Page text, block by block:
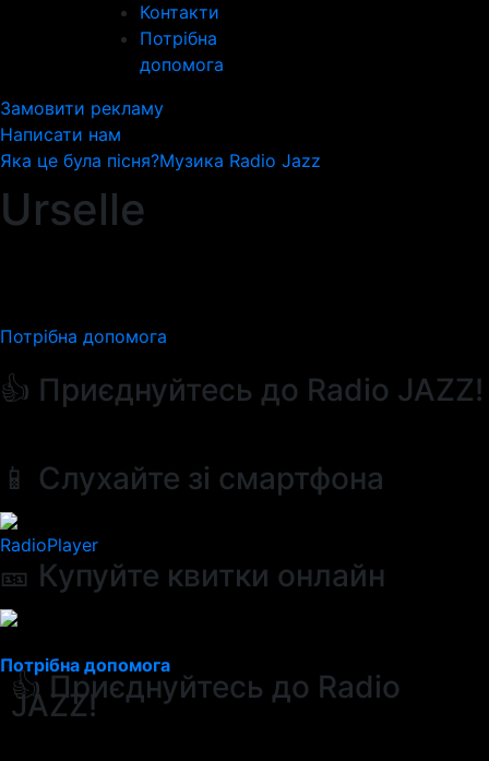
Контакти
Потрібна
допомога
Замовити рекламу
Написати нам
Яка це була пісня?Музика Radio Jazz
Urselle
Потрібна допомога
👍 Приєднуйтесь до Radio JAZZ!
📱 Слухайте зі смартфона
RadioPlayer
🎫 Купуйте квитки онлайн
Потрібна допомога
👍 Приєднуйтесь до Radio
JAZZ!